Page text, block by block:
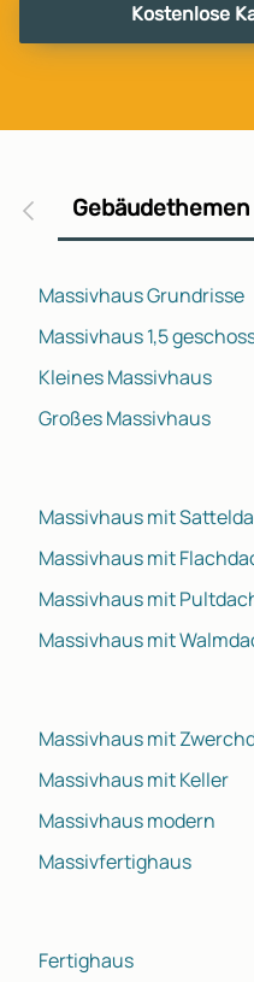
Kostenlose
Gebäudethemen
Massivhaus Grundrisse
Massivhaus 1,5
Kleines Massivhaus
Großes Massivhaus
Massivhaus mit
Massivhaus mit
Massivhaus mit
Massivhaus mit
Massivhaus mit
Massivhaus mit Keller
Massivhaus modern
Massivfertighaus
Fertighaus